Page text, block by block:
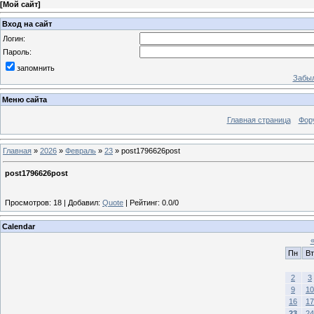
[Мой сайт]
Вход на сайт
Логин:
Пароль:
запомнить
Меню сайта
Главная страница
Главная » 2026 » Февраль » 23 » post1796626post
post1796626post
Просмотров: 18 | Добавил: Quote | Рейтинг: 0.0/0
Calendar
«
Пн
Вт
2
3
9
10
16
17